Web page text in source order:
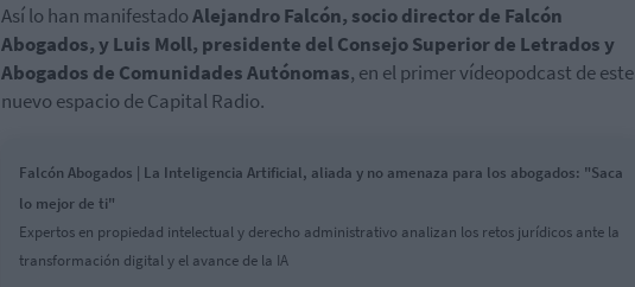
Así lo han manifestadoAlejandro Falcón, socio director de Falcón
Abogados, y Luis Moll, presidente del Consejo Superior de Letrados y
Abogados de Comunidades Autónomas, en el primer vídeopodcast de este
nuevo espacio de Capital Radio.
Falcón Abogados | La Inteligencia Artificial, aliada y no amenaza para los abogados: "Saca
lo mejor de ti"
Expertos en propiedad intelectual y derecho administrativo analizan los retos jurídicos ante la
transformación digital y el avance de la IA